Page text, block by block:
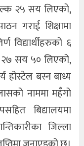
सुल्क २५ सय लिएको,
गराई शिक्षामा
६
२७ सय ५० लिएको,
होस्टेल बस्न बाध्य
नाममा महँगो
बिद्यालयमा
जिल्ला